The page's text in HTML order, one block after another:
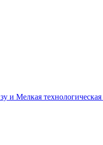
и Мелкая